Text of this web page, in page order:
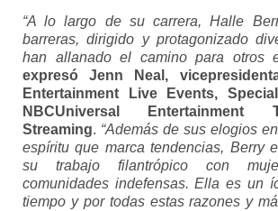
“A lo largo de su carrera, Halle
barreras, dirigido y protagonizado
han allanado el camino para otros
expresó Jenn Neal,
Entertainment Live Events,
NBCUniversal Entertainment
Streaming. “Además de sus elogios
espíritu que marca tendencias, Berry
su trabajo filantrópico con
comunidades indefensas. Ella es un
tiempo y por todas estas razones y